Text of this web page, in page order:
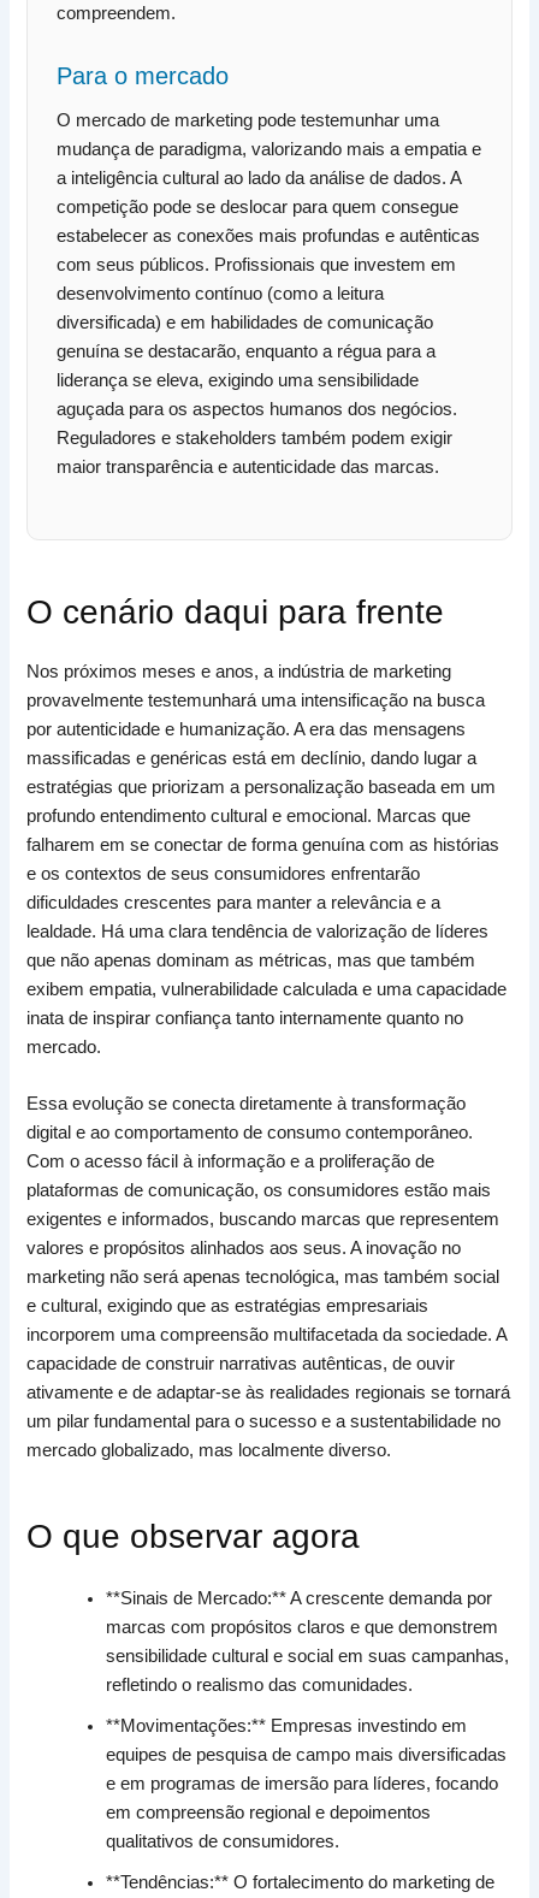
compreendem.
Para o mercado
O mercado de marketing pode testemunhar uma
mudança de paradigma, valorizando mais a empatia e
a inteligência cultural ao lado da análise de dados. A
competição pode se deslocar para quem consegue
estabelecer as conexões mais profundas e autênticas
com seus públicos. Profissionais que investem em
desenvolvimento contínuo (como a leitura
diversificada) e em habilidades de comunicação
genuína se destacarão, enquanto a régua para a
liderança se eleva, exigindo uma sensibilidade
aguçada para os aspectos humanos dos negócios.
Reguladores e stakeholders também podem exigir
maior transparência e autenticidade das marcas.
O cenário daqui para frente
Nos próximos meses e anos, a indústria de marketing
provavelmente testemunhará uma intensificação na busca
por autenticidade e humanização. A era das mensagens
massificadas e genéricas está em declínio, dando lugar a
estratégias que priorizam a personalização baseada em um
profundo entendimento cultural e emocional. Marcas que
falharem em se conectar de forma genuína com as histórias
e os contextos de seus consumidores enfrentarão
dificuldades crescentes para manter a relevância e a
lealdade. Há uma clara tendência de valorização de líderes
que não apenas dominam as métricas, mas que também
exibem empatia, vulnerabilidade calculada e uma capacidade
inata de inspirar confiança tanto internamente quanto no
mercado.
Essa evolução se conecta diretamente à transformação
digital e ao comportamento de consumo contemporâneo.
Com o acesso fácil à informação e a proliferação de
plataformas de comunicação, os consumidores estão mais
exigentes e informados, buscando marcas que representem
valores e propósitos alinhados aos seus. A inovação no
marketing não será apenas tecnológica, mas também social
e cultural, exigindo que as estratégias empresariais
incorporem uma compreensão multifacetada da sociedade. A
capacidade de construir narrativas autênticas, de ouvir
ativamente e de adaptar-se às realidades regionais se tornará
um pilar fundamental para o sucesso e a sustentabilidade no
mercado globalizado, mas localmente diverso.
O que observar agora
**Sinais de Mercado:** A crescente demanda por
marcas com propósitos claros e que demonstrem
sensibilidade cultural e social em suas campanhas,
refletindo o realismo das comunidades.
**Movimentações:** Empresas investindo em
equipes de pesquisa de campo mais diversificadas
e em programas de imersão para líderes, focando
em compreensão regional e depoimentos
qualitativos de consumidores.
**Tendências:** O fortalecimento do marketing de